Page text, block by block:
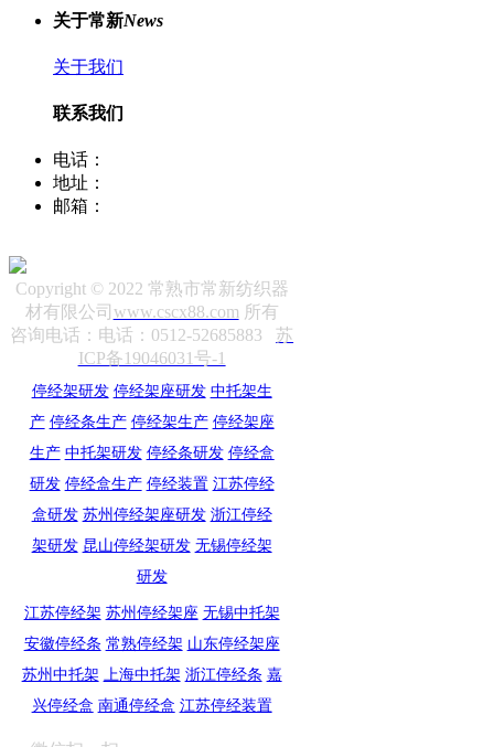
关于常新News
关于我们
联系我们
电话：
地址：
邮箱：
Copyright © 2022 常熟市常新纺织器
材有限公司 www.cscx88.com 所有
咨询电话：电话：0512-52685883苏
ICP备19046031号-1
停经架研发 停经架座研发 中托架生
产 停经条生产 停经架生产 停经架座
生产 中托架研发 停经条研发 停经盒
研发 停经盒生产 停经装置 江苏停经
盒研发 苏州停经架座研发 浙江停经
架研发 昆山停经架研发 无锡停经架
研发
江苏停经架 苏州停经架座 无锡中托架
安徽停经条 常熟停经架 山东停经架座
苏州中托架 上海中托架 浙江停经条 嘉
兴停经盒 南通停经盒 江苏停经装置